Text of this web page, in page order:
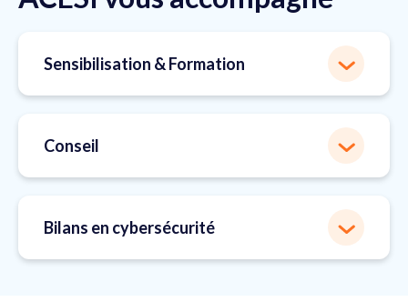
Sensibilisation & Formation
Conseil
Bilans en cybersécurité